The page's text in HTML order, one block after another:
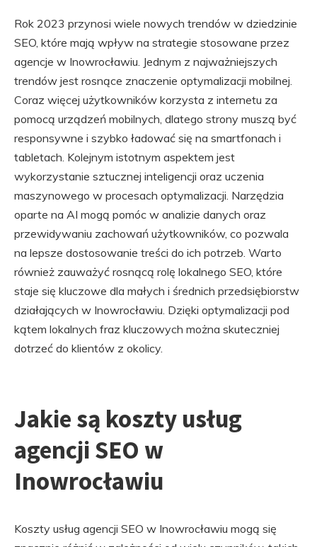
Rok 2023 przynosi wiele nowych trendów w dziedzinie
SEO, które mają wpływ na strategie stosowane przez
agencje w Inowrocławiu. Jednym z najważniejszych
trendów jest rosnące znaczenie optymalizacji mobilnej.
Coraz więcej użytkowników korzysta z internetu za
pomocą urządzeń mobilnych, dlatego strony muszą być
responsywne i szybko ładować się na smartfonach i
tabletach. Kolejnym istotnym aspektem jest
wykorzystanie sztucznej inteligencji oraz uczenia
maszynowego w procesach optymalizacji. Narzędzia
oparte na AI mogą pomóc w analizie danych oraz
przewidywaniu zachowań użytkowników, co pozwala
na lepsze dostosowanie treści do ich potrzeb. Warto
również zauważyć rosnącą rolę lokalnego SEO, które
staje się kluczowe dla małych i średnich przedsiębiorstw
działających w Inowrocławiu. Dzięki optymalizacji pod
kątem lokalnych fraz kluczowych można skuteczniej
dotrzeć do klientów z okolicy.
Jakie są koszty usług
agencji SEO w
Inowrocławiu
Koszty usług agencji SEO w Inowrocławiu mogą się